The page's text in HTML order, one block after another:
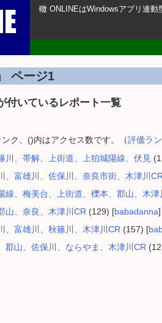
轍 ONLINEはWindowsアプリ連
ページ1
付いているレポート一覧
ク、()内はアクセス数です。（評価ラ
川、帯解、上街道、上狛城陽線、伏見
、富雄川、佐保川、奈良市街、木津川
線、梅美台、上街道、櫟本、郡山、木津
山、奈良、木津川CR (129) [babadanna]
、富雄川、秋篠川、木津川CR (157) [
郡山、佐保川、ならやま、木津川CR